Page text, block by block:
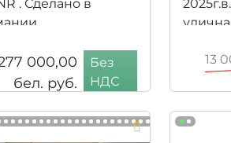
. Сделано в
000,00
бел. руб.
Без
НДС
13